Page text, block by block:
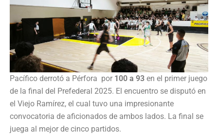
Pacífico derrotó a Pérfora por 100 a 93 en el primer juego
de la final del Prefederal 2025. El encuentro se disputó en
el Viejo Ramírez, el cual tuvo una impresionante
convocatoria de aficionados de ambos lados. La final se
juega al mejor de cinco partidos.